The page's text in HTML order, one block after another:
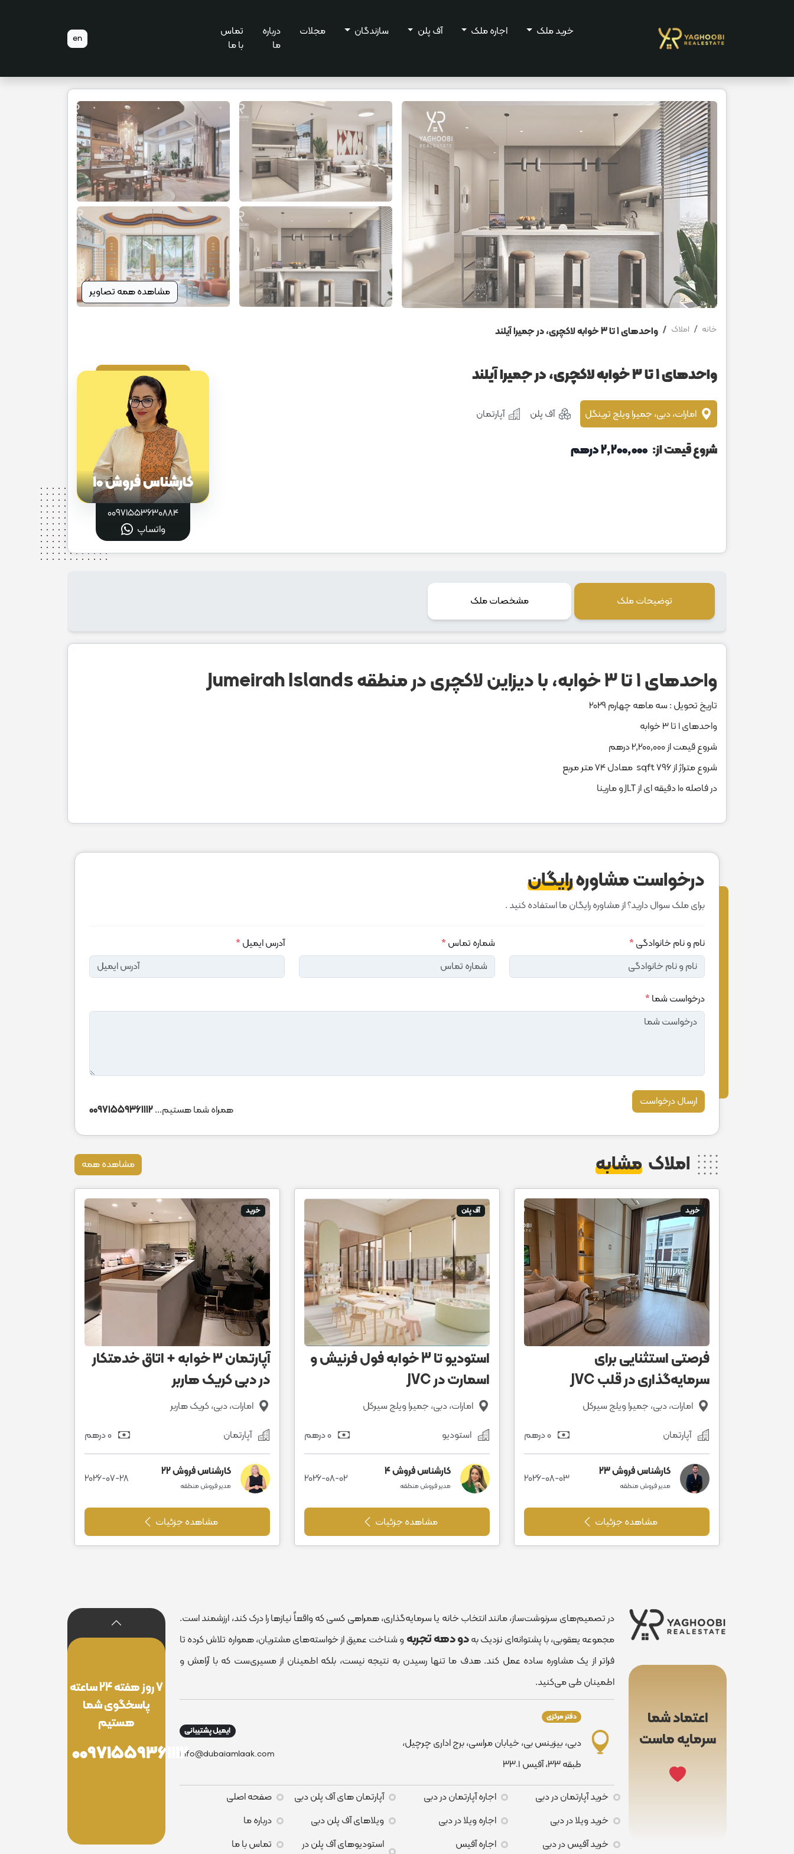
خرید ملک اجاره ملک آف پلن سازندگان مجلات
درباره
ما
تماس
با ما
en
مشاهده همه تصاویر
خانه املاک واحدهای 1 تا 3 خوابه لاکچری، در جمیرا آیلند
واحدهای 1 تا 3 خوابه لاکچری، در جمیرا آیلند
امارات، دبی، جمیرا ویلج ترینگل آف پلن آپارتمان
شروع قیمت از: 2٬200٬000 درهم
کارشناس فروش 10
00971553630884
واتساپ
توضیحات ملک مشخصات ملک
واحدهای 1 تا 3 خوابه، با دیزاین لاکچری در منطقه Jumeirah Islands
تاریخ تحویل : سه ماهه چهارم 2029
واحدهای 1 تا 3 خوابه
شروع قیمت از 2,200,000 درهم
شروع متراژ از 796 sqft معادل 74 متر مربع
در فاصله 10 دقیقه ای از JLT و مارینا
درخواست مشاورهرایگان
برای ملک سوال دارید؟ از مشاوره رایگان ما استفاده کنید .
نام و نام خانوادگی* شماره تماس* آدرس ایمیل*
درخواست شما*
ارسال درخواست
همراه شما هستیم...00971559361112
املاک مشابه مشاهده همه
خرید
فرصتی استثنایی برای
سرمایه‌گذاری در قلب JVC
امارات، دبی، جمیرا ویلج سیرکل
آپارتمان
کارشناس فروش 23
مدیر فروش منطقه
2026-08-03
مشاهده جزئیات
آف پلن
استودیو تا 3 خوابه فول فرنیش و
اسمارت در JVC
امارات، دبی، جمیرا ویلج سیرکل
استودیو
کارشناس فروش 4
مدیر فروش منطقه
2026-08-02
مشاهده جزئیات
خرید
آپارتمان ۳ خوابه + اتاق خدمتکار
در دبی کریک هاربر
امارات، دبی، کریک هاربر
آپارتمان
کارشناس فروش 22
مدیر فروش منطقه
2026-07-28
مشاهده جزئیات
اعتماد شما
سرمایه ماست
در تصمیم‌های سرنوشت‌ساز، مانند انتخاب خانه یا سرمایه‌گذاری، همراهی کسی که واقعاً نیازها را درک کند، ارزشمند است.
مجموعه یعقوبی، با پشتوانه‌ای نزدیک بهدو دهه تجربه و شناخت عمیق از خواسته‌های مشتریان، همواره تلاش کرده تا
فراتر از یک مشاوره ساده عمل کند. هدف ما تنها رسیدن به نتیجه نیست، بلکه اطمینان از مسیری‌ست که با آرامش و
اطمینان طی می‌کنید.
دفتر مرکزی
دبی، بیزینس بی، خیابان مراسی، برج اداری چرچیل،
طبقه ٣٣، آفیس ٣٣٠١
ایمیل پشتیبانی
info@dubaiamlaak.com
خرید آپارتمان در دبی
خرید ویلا در دبی
خرید آفیس در دبی
اجاره آپارتمان در دبی
اجاره ویلا در دبی
اجاره آفیس
آپارتمان های آف پلن دبی
ویلاهای آف پلن دبی
استودیوهای آف پلن در
صفحه اصلی
درباره ما
تماس با ما
7 روز هفته 24 ساعته
پاسخگوی شما
هستیم
00971559361112